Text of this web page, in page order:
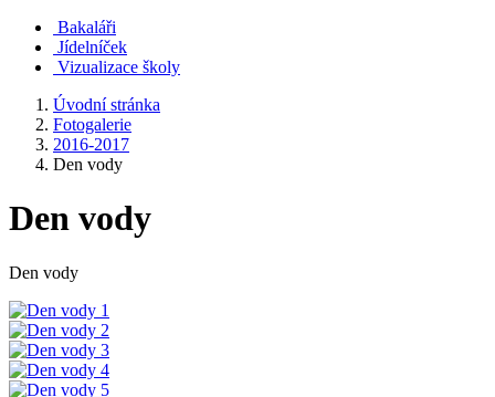
Bakaláři
Jídelníček
Vizualizace školy
Úvodní stránka
Fotogalerie
2016-2017
Den vody
Den vody
Den vody